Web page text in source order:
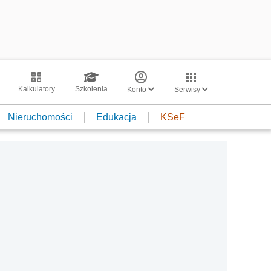
Kalkulatory Szkolenia Konto Serwisy
Nieruchomości Edukacja KSeF